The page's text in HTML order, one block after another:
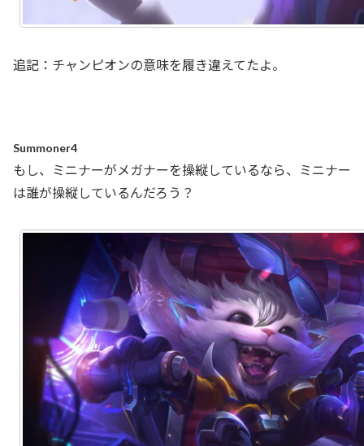
追記：チャンピオンの意味を履き違えてたよ。
Summoner4
もし、ミニナーがメガナーを操縦しているなら、ミニナー
は誰が操縦しているんだろう？